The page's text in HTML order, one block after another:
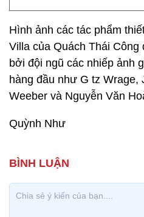
Hình ảnh các tác phẩm
Villa của Quách Thái
bởi đội ngũ các nhiếp ảnh
hàng đầu như G tz Wrage,
Weeber và Nguyễn Văn
Quỳnh Như